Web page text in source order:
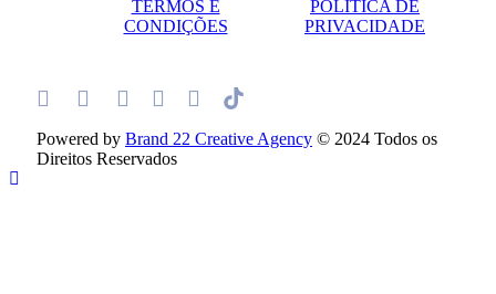
TERMOS E
CONDIÇÕES
POLÍTICA DE
PRIVACIDADE
Powered by Brand 22 Creative Agency © 2024 Todos os
Direitos Reservados